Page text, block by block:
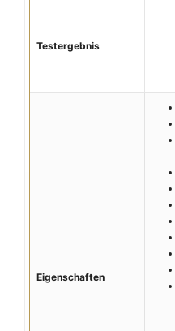
Testergebnis
Eigenschaften